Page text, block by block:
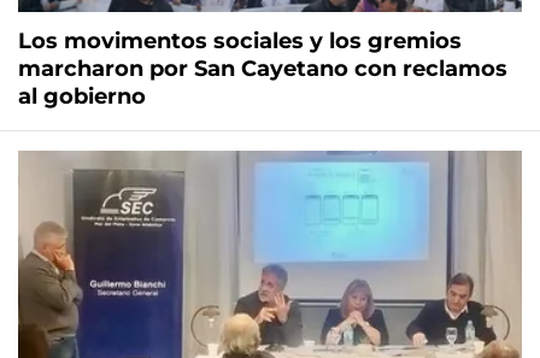
Los movimentos sociales y los gremios
marcharon por San Cayetano con reclamos
al gobierno